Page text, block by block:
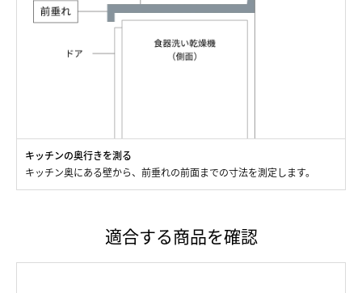
キッチンの奥行きを測る
キッチン奥にある壁から、前垂れの前面までの寸法を測定します。
適合する商品を確認